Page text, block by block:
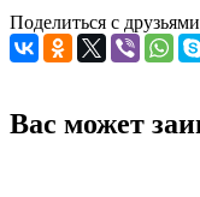
Поделиться с друзьями
Вас может